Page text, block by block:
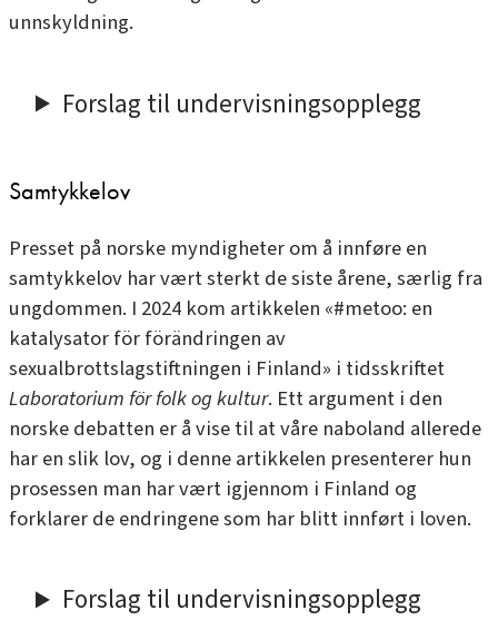
unnskyldning.
Forslag til undervisningsopplegg
Samtykkelov
Presset på norske myndigheter om å innføre en
samtykkelov har vært sterkt de siste årene, særlig fra
ungdommen. I 2024 kom artikkelen «#metoo: en
katalysator för förändringen av
sexualbrottslagstiftningen i Finland» i tidsskriftet
Laboratorium för folk og kultur. Ett argument i den
norske debatten er å vise til at våre naboland allerede
har en slik lov, og i denne artikkelen presenterer hun
prosessen man har vært igjennom i Finland og
forklarer de endringene som har blitt innført i loven.
Forslag til undervisningsopplegg